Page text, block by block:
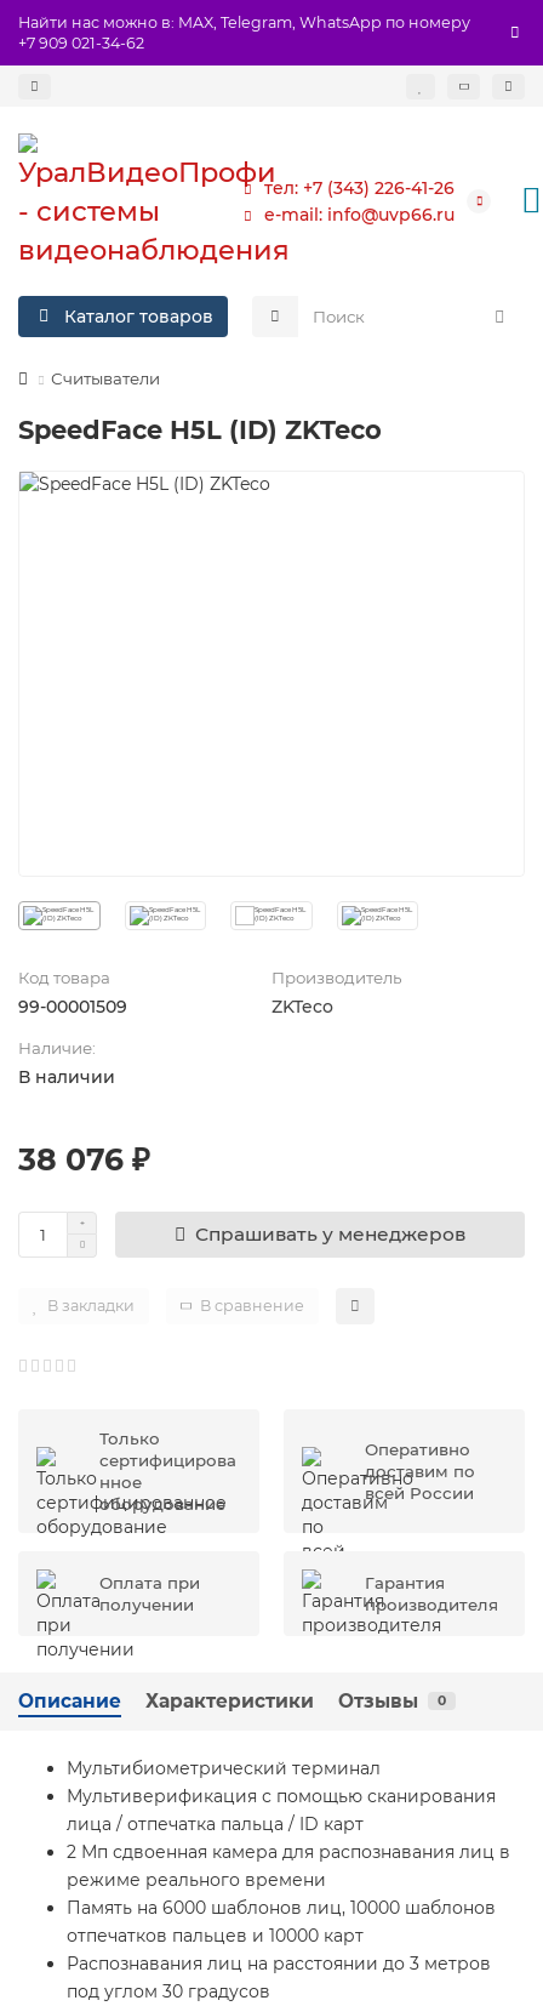
Найти нас можно в: MAX, Telegram, WhatsApp по номеру
+7 909 021-34-62
тел: +7 (343) 226-41-26
e-mail: info@uvp66.ru
Каталог товаров
Считыватели
SpeedFace H5L (ID) ZKTeco
Код товара
99-00001509
Производитель
ZKTeco
Наличие:
В наличии
38 076 ₽
Спрашивать у менеджеров
В закладки В сравнение
Только
сертифицирова
нное
оборудование
Оперативно
доставим по
всей России
Оплата при
получении
Гарантия
производителя
Описание Характеристики Отзывы 0
Мультибиометрический терминал
Мультиверификация с помощью сканирования
лица / отпечатка пальца / ID карт
2 Мп сдвоенная камера для распознавания лиц в
режиме реального времени
Память на 6000 шаблонов лиц, 10000 шаблонов
отпечатков пальцев и 10000 карт
Распознавания лиц на расстоянии до 3 метров
под углом 30 градусов